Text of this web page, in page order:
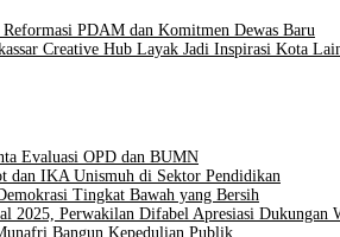
PDAM dan Komitmen Dewas Baru
Creative Hub Layak Jadi Inspirasi Kota
Evaluasi OPD dan BUMN
dan IKA Unismuh di Sektor Pendidikan
Tingkat Bawah yang Bersih
2025, Perwakilan Difabel Apresiasi Dukungan
Bangun Kepedulian Publik